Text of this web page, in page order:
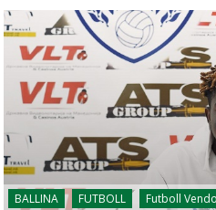
BALLINA FUTBOLL Futboll